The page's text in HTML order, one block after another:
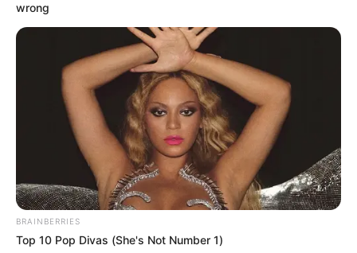
wrong
BRAINBERRIES
Top 10 Pop Divas (She's Not Number 1)